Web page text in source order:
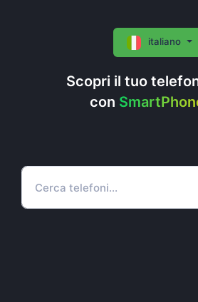
Scopri il tuo
con
italiano